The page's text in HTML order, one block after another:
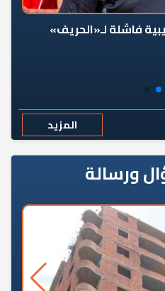
فاشلة لـ«الحريف»
المزيد
ورسالة